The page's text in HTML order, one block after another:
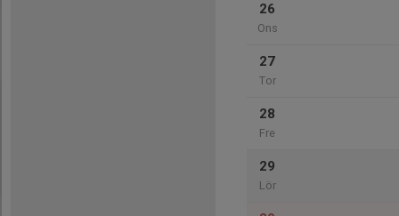
26
Ons
27
Tor
28
Fre
29
Lör